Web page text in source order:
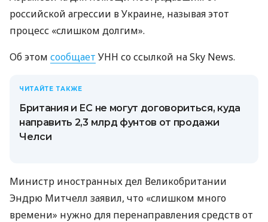
российской агрессии в Украине, называя этот
процесс «слишком долгим».
Об этом сообщает УНН со ссылкой на Sky News.
ЧИТАЙТЕ ТАКЖЕ
Британия и ЕС не могут договориться, куда
направить 2,3 млрд фунтов от продажи
Челси
Министр иностранных дел Великобритании
Эндрю Митчелл заявил, что «слишком много
времени» нужно для перенаправления средств от